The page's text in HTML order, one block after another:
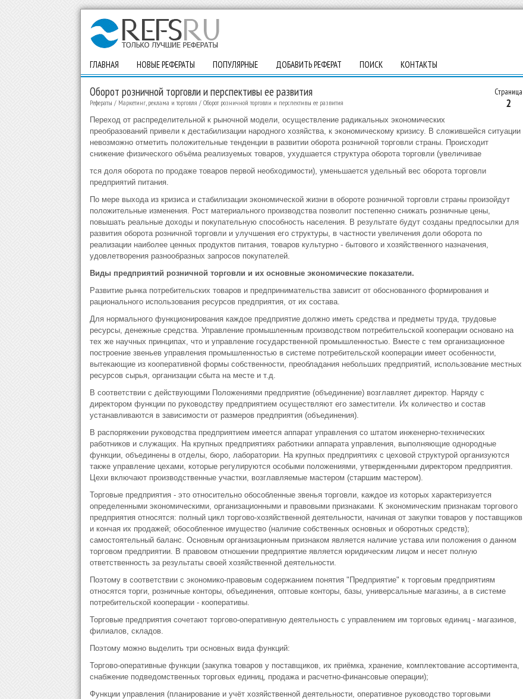
ГЛАВНАЯ НОВЫЕ РЕФЕРАТЫ ПОПУЛЯРНЫЕ ДОБАВИТЬ РЕФЕРАТ ПОИСК КОНТАКТЫ
Страница
2
Оборот розничной торговли и перспективы ее развития
Рефераты / Маркетинг, реклама и торговля / Оборот розничной торговли и перспективы ее развития
Переход от распределительной к рыночной модели, осуществление радикальных экономических
преобразований привели к дестабилизации народного хозяйства, к экономическому кризису. В сложившейся ситуации
невозможно отметить положительные тенденции в развитии оборота розничной торговли страны. Происходит
снижение физического объёма реализуемых товаров, ухудшается структура оборота торговли (увеличивае
тся доля оборота по продаже товаров первой необходимости), уменьшается удельный вес оборота торговли
предприятий питания.
По мере выхода из кризиса и стабилизации экономической жизни в обороте розничной торговли страны произойдут
положительные изменения. Рост материального производства позволит постепенно снижать розничные цены,
повышать реальные доходы и покупательную способность населения. В результате будут созданы предпосылки для
развития оборота розничной торговли и улучшения его структуры, в частности увеличения доли оборота по
реализации наиболее ценных продуктов питания, товаров культурно - бытового и хозяйственного назначения,
удовлетворения разнообразных запросов покупателей.
Виды предприятий розничной торговли и их основные экономические показатели.
Развитие рынка потребительских товаров и предпринимательства зависит от обоснованного формирования и
рационального использования ресурсов предприятия, от их состава.
Для нормального функционирования каждое предприятие должно иметь средства и предметы труда, трудовые
ресурсы, денежные средства. Управление промышленным производством потребительской кооперации основано на
тех же научных принципах, что и управление государственной промышленностью. Вместе с тем организационное
построение звеньев управления промышленностью в системе потребительской кооперации имеет особенности,
вытекающие из кооперативной формы собственности, преобладания небольших предприятий, использование местных
ресурсов сырья, организации сбыта на месте и т.д.
В соответствии с действующими Положениями предприятие (объединение) возглавляет директор. Наряду с
директором функции по руководству предприятием осуществляют его заместители. Их количество и состав
устанавливаются в зависимости от размеров предприятия (объединения).
В распоряжении руководства предприятием имеется аппарат управления со штатом инженерно-технических
работников и служащих. На крупных предприятиях работники аппарата управления, выполняющие однородные
функции, объединены в отделы, бюро, лаборатории. На крупных предприятиях с цеховой структурой организуются
также управление цехами, которые регулируются особыми положениями, утвержденными директором предприятия.
Цехи включают производственные участки, возглавляемые мастером (старшим мастером).
Торговые предприятия - это относительно обособленные звенья торговли, каждое из которых характеризуется
определенными экономическими, организационными и правовыми признаками. К экономическим признакам торгового
предприятия относятся: полный цикл торгово-хозяйственной деятельности, начиная от закупки товаров у поставщиков
и кончая их продажей; обособленное имущество (наличие собственных основных и оборотных средств);
самостоятельный баланс. Основным организационным признаком является наличие устава или положения о данном
торговом предприятии. В правовом отношении предприятие является юридическим лицом и несет полную
ответственность за результаты своей хозяйственной деятельности.
Поэтому в соответствии с экономико-правовым содержанием понятия "Предприятие" к торговым предприятиям
относятся торги, розничные конторы, объединения, оптовые конторы, базы, универсальные магазины, а в системе
потребительской кооперации - кооперативы.
Торговые предприятия сочетают торгово-оперативную деятельность с управлением им торговых единиц - магазинов,
филиалов, складов.
Поэтому можно выделить три основных вида функций:
Торгово-оперативные функции (закупка товаров у поставщиков, их приёмка, хранение, комплектование ассортимента,
снабжение подведомственных торговых единиц, продажа и расчетно-финансовые операции);
Функции управления (планирование и учёт хозяйственной деятельности, оперативное руководство торговыми